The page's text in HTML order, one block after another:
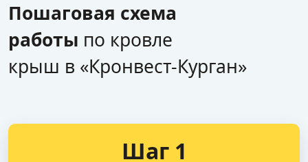
Пошаговая схема
работы по кровле
крыш в «Кронвест-Курган»
Шаг 1